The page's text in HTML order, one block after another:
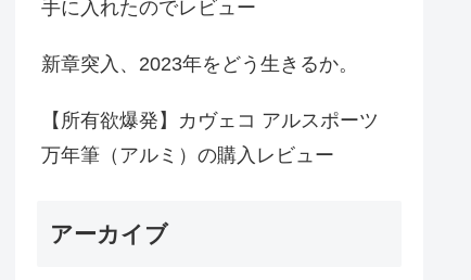
手に入れたのでレビュー
新章突入、2023年をどう生きるか。
【所有欲爆発】カヴェコ アルスポーツ
万年筆（アルミ）の購入レビュー
アーカイブ